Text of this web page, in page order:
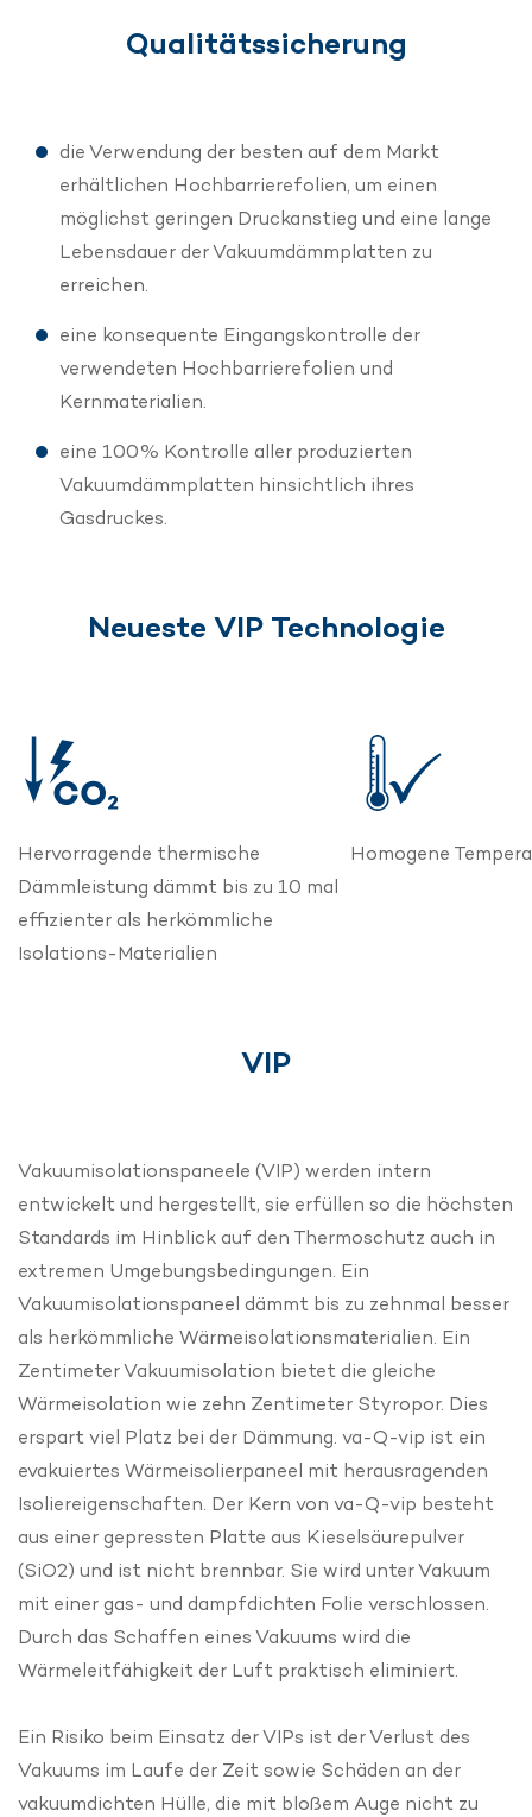
Qualitätssicherung
die Verwendung der besten auf dem Markt
erhältlichen Hochbarrierefolien, um einen
möglichst geringen Druckanstieg und eine lange
Lebensdauer der Vakuumdämmplatten zu
erreichen.
eine konsequente Eingangskontrolle der
verwendeten Hochbarrierefolien und
Kernmaterialien.
eine 100% Kontrolle aller produzierten
Vakuumdämmplatten hinsichtlich ihres
Gasdruckes.
Neueste VIP Technologie
Hervorragende thermische
Dämmleistung dämmt bis zu 10 mal
effizienter als herkömmliche
Isolations-Materialien
Homogene
VIP
Vakuumisolationspaneele (VIP) werden intern
entwickelt und hergestellt, sie erfüllen so die höchsten
Standards im Hinblick auf den Thermoschutz auch in
extremen Umgebungsbedingungen. Ein
Vakuumisolationspaneel dämmt bis zu zehnmal besser
als herkömmliche Wärmeisolationsmaterialien. Ein
Zentimeter Vakuumisolation bietet die gleiche
Wärmeisolation wie zehn Zentimeter Styropor. Dies
erspart viel Platz bei der Dämmung. va-Q-vip ist ein
evakuiertes Wärmeisolierpaneel mit herausragenden
Isoliereigenschaften. Der Kern von va-Q-vip besteht
aus einer gepressten Platte aus Kieselsäurepulver
(SiO2) und ist nicht brennbar. Sie wird unter Vakuum
mit einer gas- und dampfdichten Folie verschlossen.
Durch das Schaffen eines Vakuums wird die
Wärmeleitfähigkeit der Luft praktisch eliminiert.
Ein Risiko beim Einsatz der VIPs ist der Verlust des
Vakuums im Laufe der Zeit sowie Schäden an der
vakuumdichten Hülle, die mit bloßem Auge nicht zu